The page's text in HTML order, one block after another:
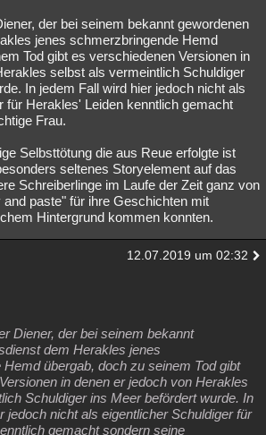
der bei seinem bekannt gewordenen
jenes schmerzbringende Hemd
Tod gibt es verschiedenen Versionen in
selbst als vermeintlich Schuldiger
In jedem Fall wird hier jedoch nicht als
für Herakles' Leiden kenntlich gemacht
Frau.
Selbsttötung die aus Reue erfolgte ist
seltenes Storyelement auf das
Schreiberlinge im Laufe der Zeit ganz von
paste" für ihre Geschichten mit
Hintergrund kommen konnten.
12.07.2019 um 02:32
Diener, der bei seinem bekannt
dem Herakles jenes
übergab, doch zu seinem Tod gibt
in denen er jedoch von Herakles
Schuldiger ins Meer befördert wurde. In
jedoch nicht als eigentlicher Schuldiger für
gemacht sondern seine